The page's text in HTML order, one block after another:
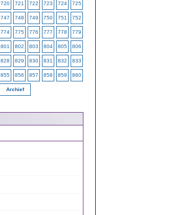
720 721 722 723 724 725
747 748 749 750 751 752
774 775 776 777 778 779
801 802 803 804 805 806
828 829 830 831 832 833
855 856 857 858 859 860
Archief